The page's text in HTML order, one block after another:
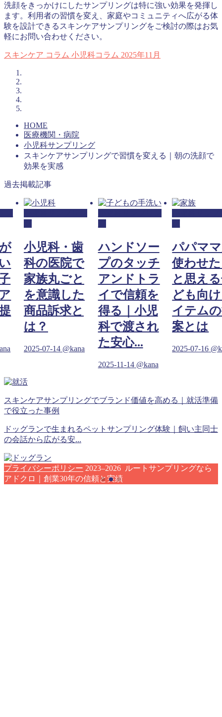
洗顔をきっかけにしたサンプリングは特に強い効果を発揮し
ます。利用者の習慣を変え、家庭やコミュニティへ広がる体
験を設計できるスキンケアサンプリングをご検討の際はお気
軽にお問い合わせください。
スキンケア コラム 小児科コラム 2025年11月
HOME
医療機関・病院
小児科サンプリング
スキンケアサンプリングで習慣を変える｜朝の洗顔で
効果を実感
過去掲載記事
小児科・歯
科の医院で
家族丸ごと
を意識した
商品訴求と
は？
2025-07-14 @kana
ハンドソー
プのタッチ
アンドトラ
イで信頼を
得る｜小児
科で渡され
た安心...
2025-11-14 @kana
パパマ
使わせ
と思え
ども向
イテム
案とは
2025-07-16
スキンケアサンプリングでブランド価値を高める｜就活準備
で役立った事例
ドッグランで生まれるペットサンプリング体験｜飼い主同士
の会話から広がる安...
プライバシーポリシー 2023–2026 ルートサンプリングなら
アドクロ｜創業30年の信頼と実績